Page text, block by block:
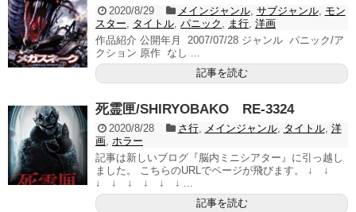
2020/8/29 メインジャンル, サブジャンル, モン
スター
タイトル パニック ま行 洋画
作品紹介 公開年月 2007/07/28 ジャンル パニック/ア
クション 原作 なし ...
記事を読む
死霊匣/SHIRYOBAKO RE-3324
2020/8/28 さ行, メインジャンル, タイトル, 洋
画 ホラー
記事は新しいブログ『脳内ミニシアター』に引っ越し
ました。 こちらのURLでページが飛びます。 ↓ ↓
↓ ↓ ↓ ↓ ↓ ↓ ...
記事を読む